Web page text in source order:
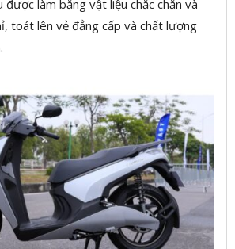
làm bằng vật liệu chắc chắn và
toát lên vẻ đẳng cấp và chất lượng